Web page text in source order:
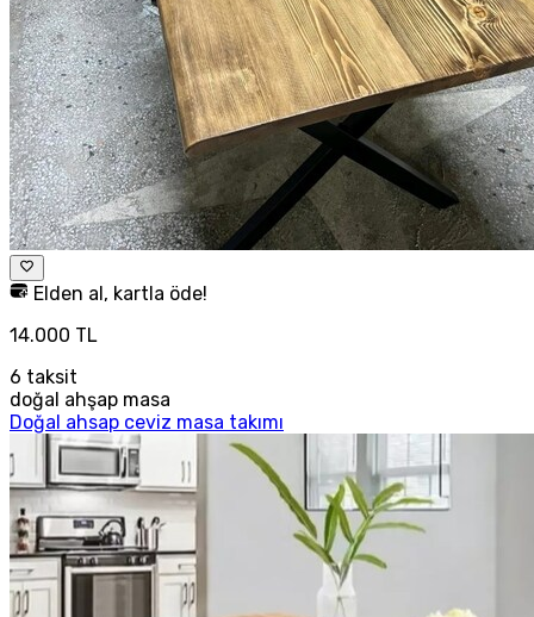
Elden al, kartla öde!
14.000 TL
6 taksit
doğal ahşap masa
Doğal ahsap ceviz masa takımı